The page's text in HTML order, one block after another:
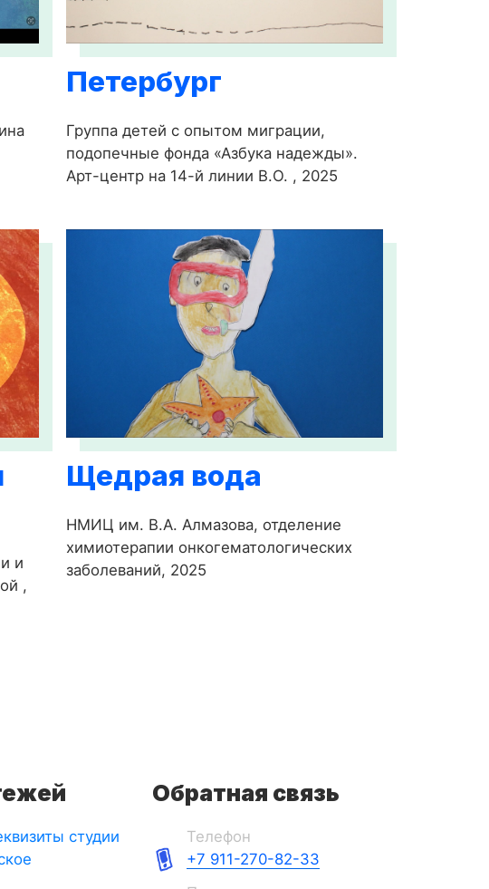
Петербург
Группа детей с опытом миграции,
подопечные фонда «Азбука надежды».
Арт-центр на 14-й линии В.О. , 2025
и
,
Щедрая вода
НМИЦ им. В.А. Алмазова, отделение
химиотерапии онкогематологических
заболеваний, 2025
студии
Обратная связь
Телефон
+7 911-270-82-33